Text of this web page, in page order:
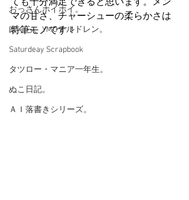
おっさんホイホイ。
ぼくら、YMOチルドレン。
Saturdeay Scrapbook
タツロー・マニア一年生。
ぬこ日記。
ＡＩ落書きシリーズ。
ても十分満足できると思います。メン
マの甘さ、チャーシューの柔らかさは
特筆モノです！